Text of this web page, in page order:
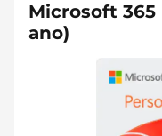
Microsoft 365
ano)